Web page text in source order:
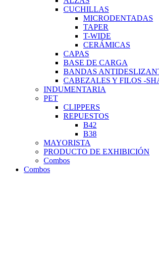
CUCHILLAS
MICRODENTADAS
TAPER
T-WIDE
CERÁMICAS
CAPAS
BASE DE CARGA
BANDAS
CABEZALES Y FILOS -
INDUMENTARIA
PET
CLIPPERS
REPUESTOS
B42
B38
MAYORISTA
PRODUCTO DE EXHIBICIÓN
Combos
Combos